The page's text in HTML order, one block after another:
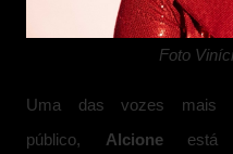
Foto
Uma das vozes mais
público, Alcioneestá